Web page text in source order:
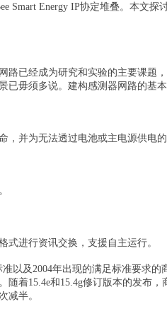
Energy IP协定堆叠。本文探
已经成为研究和实验的主要课题
已毋须多说。建构感测器网路的基
并为无法透过电池或主电源供电
进行资讯交换，支援自主运行。
及2004年出现的满足标准要求的
随着15.4e和15.4g修订版本的发布
减半。